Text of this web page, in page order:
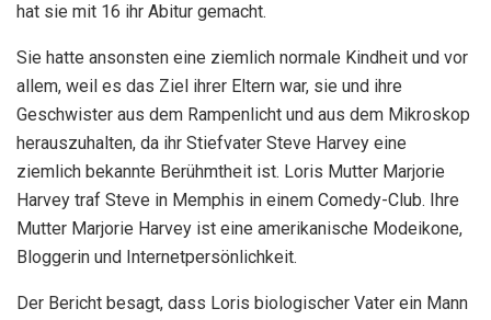
hat sie mit 16 ihr Abitur gemacht.
Sie hatte ansonsten eine ziemlich normale Kindheit und vor
allem, weil es das Ziel ihrer Eltern war, sie und ihre
Geschwister aus dem Rampenlicht und aus dem Mikroskop
herauszuhalten, da ihr Stiefvater Steve Harvey eine
ziemlich bekannte Berühmtheit ist. Loris Mutter Marjorie
Harvey traf Steve in Memphis in einem Comedy-Club. Ihre
Mutter Marjorie Harvey ist eine amerikanische Modeikone,
Bloggerin und Internetpersönlichkeit.
Der Bericht besagt, dass Loris biologischer Vater ein Mann